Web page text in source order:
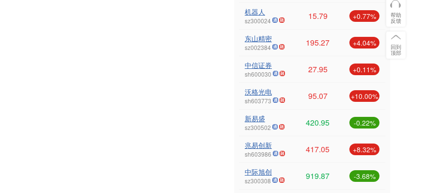
机器人
sz300024 15.79 +0.77%
东山精密
sz002384 195.27 +4.04%
中信证券
sh600030 27.95 +0.11%
沃格光电
sh603773 95.07 +10.00%
新易盛
sz300502 420.95 -0.22%
兆易创新
sh603986 417.05 +8.32%
中际旭创
sz300308 919.87 -3.68%
帮助
反馈
回到
顶部